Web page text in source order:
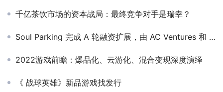
千亿茶饮市场的资本战局：最终竞争对手是瑞幸？
Soul Parking 完成 A 轮融资扩展，由 AC Ventures 和 AppWorks 共同领投，台湾大哥大、USPACE 和 Wavemaker Ventures 加入本轮融资
2022游戏前瞻：爆品化、云游化、混合变现深度演绎
《 战球英雄》新品游戏找发行